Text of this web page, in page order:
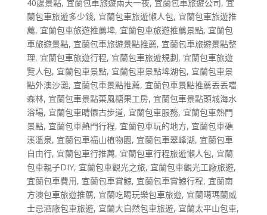
40處景點, 宜蘭包車旅遊兩天一夜, 宜蘭包車旅遊公司, 宜
蘭包車旅遊多少錢, 宜蘭包車旅遊懶人包, 宜蘭包車旅遊推
薦, 宜蘭包車旅遊推薦埤, 宜蘭包車旅遊推薦景點, 宜蘭包
車旅遊景點, 宜蘭包車旅遊景點推薦, 宜蘭包車旅遊景點整
理, 宜蘭包車旅遊行程, 宜蘭包車旅遊規劃, 宜蘭包車旅遊
覽人包, 宜蘭包車景點, 宜蘭包車景點埤湖包, 宜蘭包車景
點外澳沙灘, 宜蘭包車景點推薦, 宜蘭包車景點推薦丟丟噹
森林, 宜蘭包車景點菓風糖果工房, 宜蘭包車景點頭城海水
浴場, 宜蘭包車晴懷古步道, 宜蘭包車服務, 宜蘭包車熱門
景點, 宜蘭包車熱門行程, 宜蘭包車玩的地方, 宜蘭包車礁
溪溫泉, 宜蘭包車福山植物園, 宜蘭包車翠峰湖, 宜蘭包車
自由行, 宜蘭包車行推薦, 宜蘭包車行程旅遊懶人包, 宜蘭
包車親子DIY, 宜蘭包車觀光之旅, 宜蘭包車觀光工廠旅遊,
宜蘭包車費用, 宜蘭包車賞鯨, 宜蘭包車賞鯨行程, 宜蘭南
方澳包車旅遊推薦, 宜蘭吃喝玩樂包車旅遊, 宜蘭噶瑪蘭威
士忌酒廠包車旅遊, 宜蘭大自然包車旅遊, 宜蘭太平山包車,